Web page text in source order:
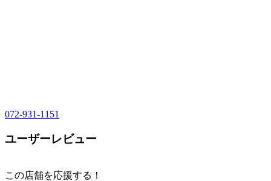
072-931-1151
ユーザーレビュー
この店舗を応援する！